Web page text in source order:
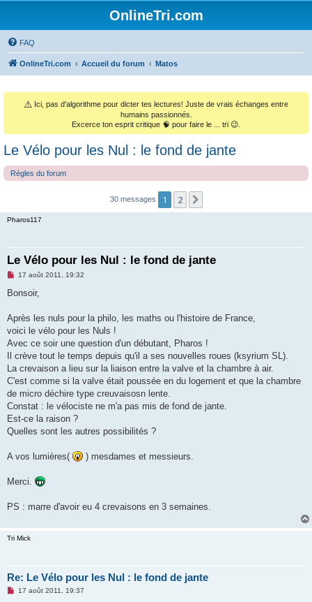
OnlineTri.com
FAQ
OnlineTri.com Accueil du forum Matos
⚠️ Ici, pas d'algorithme pour dicter tes lectures! Juste de vrais échanges entre
humains passionnés.
Excerce ton esprit critique 🧠 pour faire le ... tri 😉.
Le Vélo pour les Nul : le fond de jante
Règles du forum
30 messages 1 2
Pharos117
Le Vélo pour les Nul : le fond de jante
M
s
g
n
o
l
u
17 août 2011, 19:32
Bonsoir,
Après les nuls pour la philo, les maths ou l'histoire de France,
voici le vélo pour les Nuls !
Avec ce soir une question d'un débutant, Pharos !
Il crève tout le temps depuis qu'il a ses nouvelles roues (ksyrium SL).
La crevaison a lieu sur la liaison entre la valve et la chambre à air.
C'est comme si la valve était poussée en du logement et que la chambre
de micro déchire type creuvaisosn lente.
Constat : le vélociste ne m'a pas mis de fond de jante.
Est-ce la raison ?
Quelles sont les autres possibilités ?
A vos lumières( ) mesdames et messieurs.
Merci.
PS : marre d'avoir eu 4 crevaisons en 3 semaines.
Tri Mick
Re: Le Vélo pour les Nul : le fond de jante
M17 août 2011, 19:37